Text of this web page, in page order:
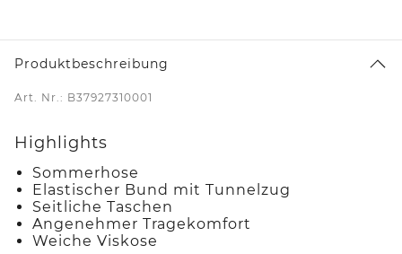
Produktbeschreibung
Art. Nr.: B37927310001
Highlights
Sommerhose
Elastischer Bund mit Tunnelzug
Seitliche Taschen
Angenehmer Tragekomfort
Weiche Viskose